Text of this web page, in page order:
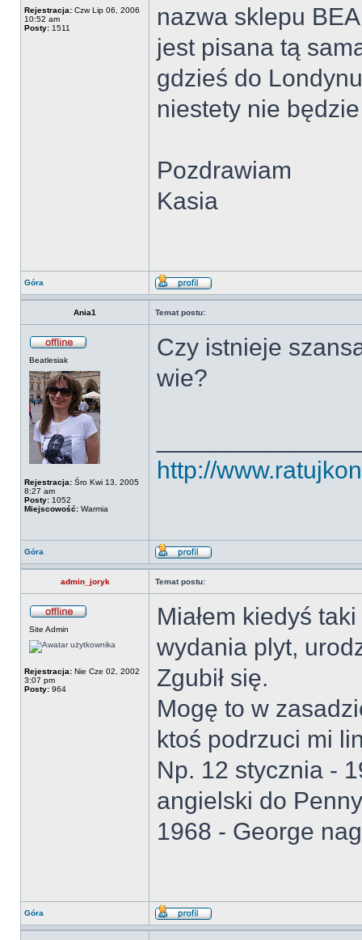
Rejestracja: Czw Lip 06, 2006
10:52 am
Posty: 1511
nazwa sklepu
jest pisana tą
gdzieś do
niestety nie
Pozdrawiam
Kasia
Góra
Ania1 Temat postu:
Beatlesiak
Rejestracja: Śro Kwi 13, 2005
8:27 am
Posty: 1052
Miejscowość: Warmia
Czy istnieje
wie?
http://
Góra
admin_joryk Temat postu:
Site Admin
Rejestracja: Nie Cze 02, 2002
3:07 pm
Posty: 964
Miałem kiedyś
wydania plyt,
Zgubił się.
Mogę to w
ktoś podrzuci mi
Np. 12 stycznia -
angielski do
1968 - George
Góra